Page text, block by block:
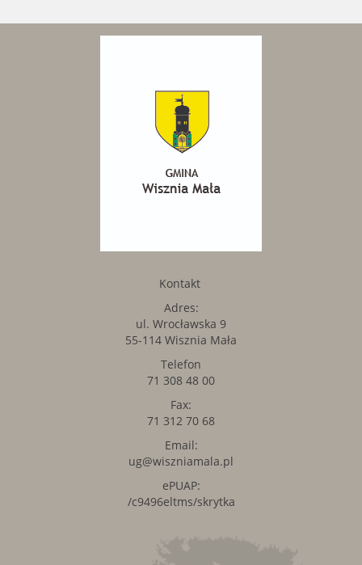
Kontakt
Adres:
ul. Wrocławska 9
55-114 Wisznia Mała
Telefon
71 308 48 00
Fax:
71 312 70 68
Email:
ug@wiszniamala.pl
ePUAP:
/c9496eltms/skrytka